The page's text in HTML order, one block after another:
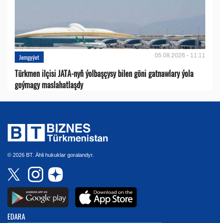
Jemgyýet 05.08.2026 - 11:11
Türkmen ilçisi JATA-nyň ýolbaşçysy bilen göni gatnawlary ýola
goýmagy maslahatlaşdy
© 2026 BT. Ähli hukuklar goralandyr.
EDARA